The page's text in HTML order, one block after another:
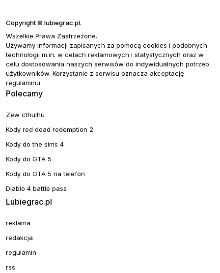
Copyright © lubiegrac.pl.
Wszelkie Prawa Zastrzeżone.
Używamy informacji zapisanych za pomocą cookies i podobnych
technologii m.in. w celach reklamowych i statystycznych oraz w
celu dostosowania naszych serwisów do indywidualnych potrzeb
użytkowników. Korzystanie z serwisu oznacza akceptację
regulaminu
Polecamy
Zew cthulhu
Kody red dead redemption 2
Kody do the sims 4
Kody do GTA 5
Kody do GTA 5 na telefon
Diablo 4 battle pass
Lubiegrac.pl
reklama
redakcja
regulamin
rss